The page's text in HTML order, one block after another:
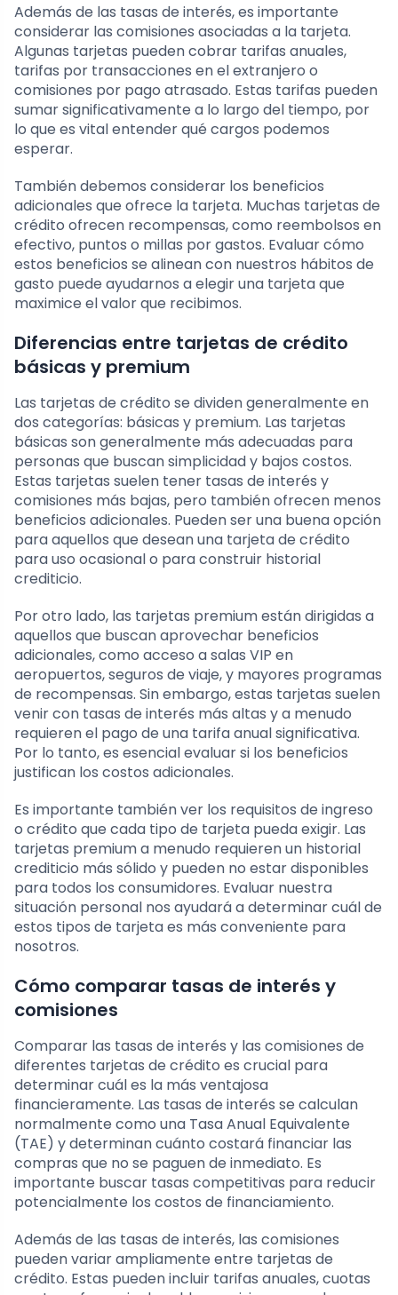
Además de las tasas de interés, es importante
considerar las comisiones asociadas a la tarjeta.
Algunas tarjetas pueden cobrar tarifas anuales,
tarifas por transacciones en el extranjero o
comisiones por pago atrasado. Estas tarifas pueden
sumar significativamente a lo largo del tiempo, por
lo que es vital entender qué cargos podemos
esperar.
También debemos considerar los beneficios
adicionales que ofrece la tarjeta. Muchas tarjetas de
crédito ofrecen recompensas, como reembolsos en
efectivo, puntos o millas por gastos. Evaluar cómo
estos beneficios se alinean con nuestros hábitos de
gasto puede ayudarnos a elegir una tarjeta que
maximice el valor que recibimos.
Diferencias entre tarjetas de crédito
básicas y premium
Las tarjetas de crédito se dividen generalmente en
dos categorías: básicas y premium. Las tarjetas
básicas son generalmente más adecuadas para
personas que buscan simplicidad y bajos costos.
Estas tarjetas suelen tener tasas de interés y
comisiones más bajas, pero también ofrecen menos
beneficios adicionales. Pueden ser una buena opción
para aquellos que desean una tarjeta de crédito
para uso ocasional o para construir historial
crediticio.
Por otro lado, las tarjetas premium están dirigidas a
aquellos que buscan aprovechar beneficios
adicionales, como acceso a salas VIP en
aeropuertos, seguros de viaje, y mayores programas
de recompensas. Sin embargo, estas tarjetas suelen
venir con tasas de interés más altas y a menudo
requieren el pago de una tarifa anual significativa.
Por lo tanto, es esencial evaluar si los beneficios
justifican los costos adicionales.
Es importante también ver los requisitos de ingreso
o crédito que cada tipo de tarjeta pueda exigir. Las
tarjetas premium a menudo requieren un historial
crediticio más sólido y pueden no estar disponibles
para todos los consumidores. Evaluar nuestra
situación personal nos ayudará a determinar cuál de
estos tipos de tarjeta es más conveniente para
nosotros.
Cómo comparar tasas de interés y
comisiones
Comparar las tasas de interés y las comisiones de
diferentes tarjetas de crédito es crucial para
determinar cuál es la más ventajosa
financieramente. Las tasas de interés se calculan
normalmente como una Tasa Anual Equivalente
(TAE) y determinan cuánto costará financiar las
compras que no se paguen de inmediato. Es
importante buscar tasas competitivas para reducir
potencialmente los costos de financiamiento.
Además de las tasas de interés, las comisiones
pueden variar ampliamente entre tarjetas de
crédito. Estas pueden incluir tarifas anuales, cuotas